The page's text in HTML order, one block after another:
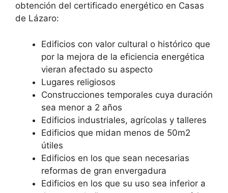
obtención del certificado energético en Casas
de Lázaro:
Edificios con valor cultural o histórico que
por la mejora de la eficiencia energética
vieran afectado su aspecto
Lugares religiosos
Construcciones temporales cuya duración
sea menor a 2 años
Edificios industriales, agrícolas y talleres
Edificios que midan menos de 50m2
útiles
Edificios en los que sean necesarias
reformas de gran envergadura
Edificios en los que su uso sea inferior a